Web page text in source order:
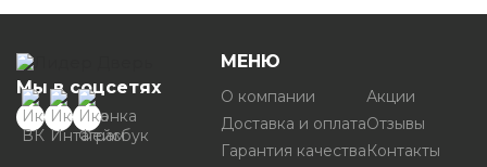
Мы в соцсетях
МЕНЮ
О компании
Доставка и оплата
Гарантия качества
Акции
Отзывы
Контакты